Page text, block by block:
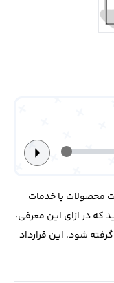
arrow_right
محصولات یا خدمات
که در ازای این معرفی،
شود. این قرارداد